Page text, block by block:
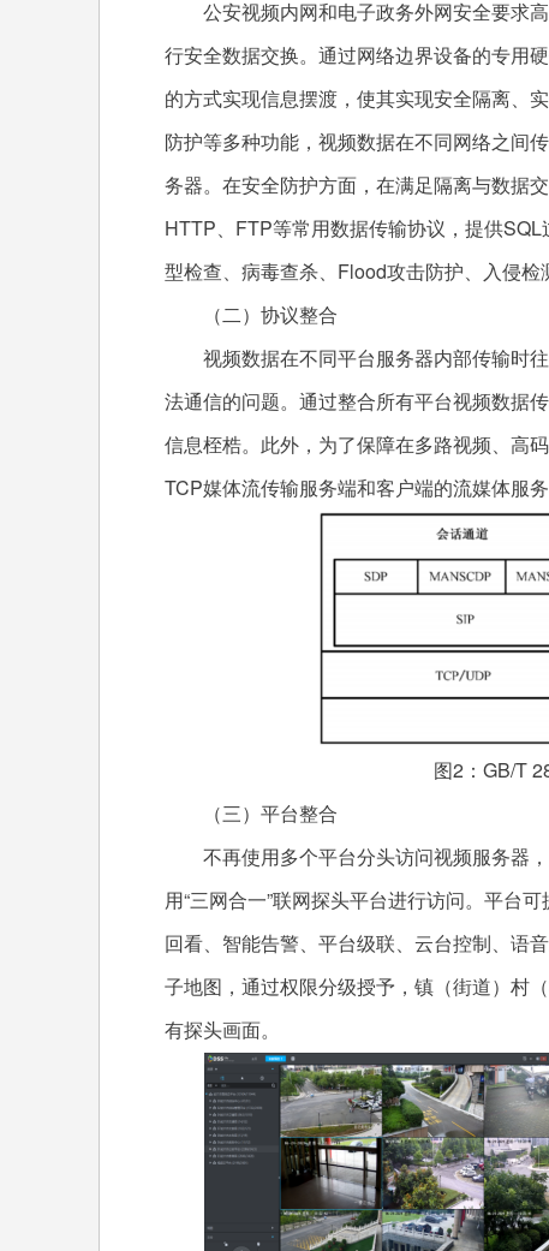
公安视频内网和电子政务外网安全要求高
行安全数据交换。通过网络边界设备的专用
的方式实现信息摆渡，使其实现安全隔离、
防护等多种功能，视频数据在不同网络之间
务器。在安全防护方面，在满足隔离与数据
HTTP、FTP等常用数据传输协议，提供
型检查、病毒查杀、Flood攻击防护、入侵检
（二）协议整合
视频数据在不同平台服务器内部传输时往
法通信的问题。通过整合所有平台视频数据
信息桎梏。此外，为了保障在多路视频、高
TCP媒体流传输服务端和客户端的流媒体服
图2：GB/T
（三）平台整合
不再使用多个平台分头访问视频服务器，
用“三网合一”联网探头平台进行访问。平台
回看、智能告警、平台级联、云台控制、语
子地图，通过权限分级授予，镇（街道）村
有探头画面。